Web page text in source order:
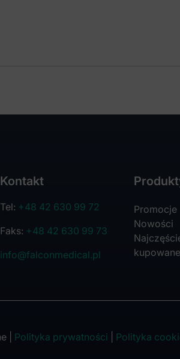
Kontakt
Tel: +48 42 630 99 72
Faks: +48 42 630 99 73
info@falconmedical.pl
Promocje
Nowości
kupowane
| Polityka prywatności Polityka